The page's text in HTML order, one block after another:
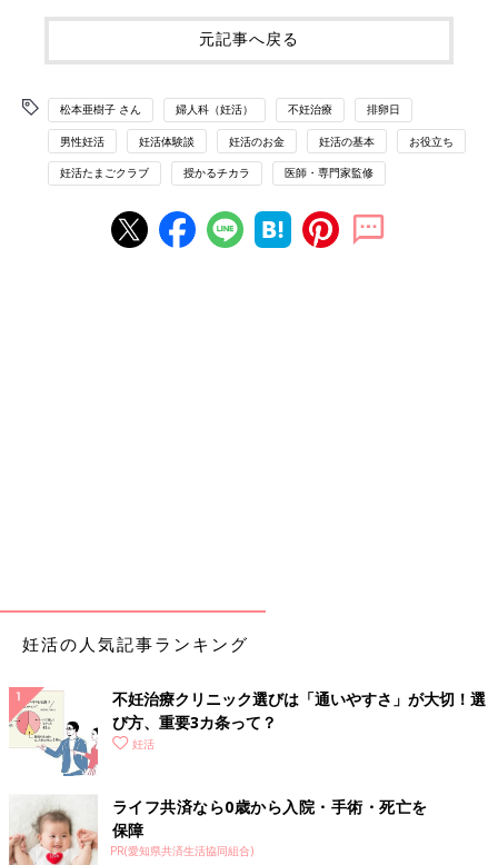
元記事へ戻る
松本亜樹子 さん 婦人科（妊活） 不妊治療 排卵日
男性妊活 妊活体験談 妊活のお金 妊活の基本 お役立ち
妊活たまごクラブ 授かるチカラ 医師・専門家監修
妊活の人気記事ランキング
不妊治療クリニック選びは「通いやすさ」が大切！選
び方、重要3カ条って？
妊活
ライフ共済なら0歳から入院・手術・死亡を
保障
PR(愛知県共済生活協同組合)